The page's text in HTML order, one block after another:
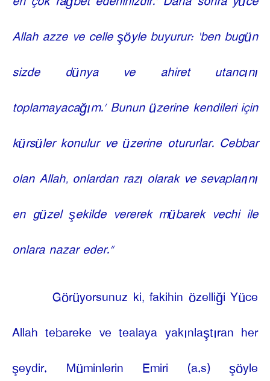
Allah azze ve celle şöyle buyurur: ‘ben bugün
sizde dünya ve ahiret utancını
toplamayacağım.’ Bunun üzerine kendileri için
kürsüler konulur ve üzerine otururlar. Cebbar
olan Allah, onlardan razı olarak ve sevaplarını
en güzel şekilde vererek mübarek vechi ile
onlara nazar eder.”
Görüyorsunuz ki, fakihin özelliği Yüce
Allah tebareke ve tealaya yakınlaştıran her
şeydir. Müminlerin Emiri (a.s) şöyle